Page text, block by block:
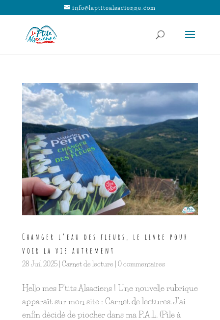
info@laptitealsacienne.com
Changer l’eau des fleurs, le livre pour
voir la vie autrement
28 Juil 2025| Carnet de lecture 0 commentaires
Hello mes P’tits Alsaciens ! Une nouvelle rubrique
apparaît sur mon site : Carnet de lectures. J’ai
enfin décidé de piocher dans ma P.A.L. (Pile à